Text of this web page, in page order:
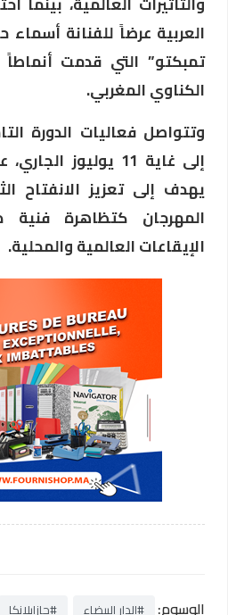
العربية عرضاً للفنانة
تمبكتو” التي قدمت
الكناوي المغربي.
وتتواصل فعاليات الدورة
إلى غاية 11 يوليوز
يهدف إلى تعزيز الانفتاح
المهرجان كتظاهرة فنية
الإيقاعات العالمية والمحلية.
الوسوم: #الدار البيضاء #جازابلانكا